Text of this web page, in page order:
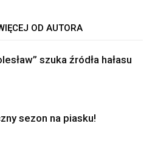
OD AUTORA
szuka źródła hałasu
sezon na piasku!